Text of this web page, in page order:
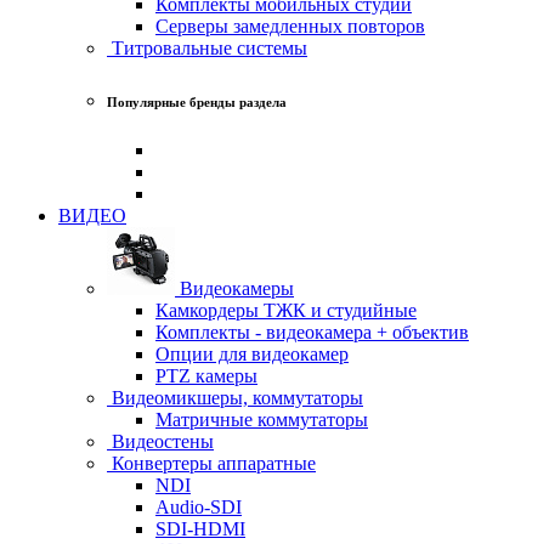
Комплекты мобильных студий
Серверы замедленных повторов
Титровальные системы
Популярные бренды раздела
ВИДЕО
Видеокамеры
Камкордеры ТЖК и студийные
Комплекты - видеокамера + объектив
Опции для видеокамер
PTZ камеры
Видеомикшеры, коммутаторы
Матричные коммутаторы
Видеостены
Конвертеры аппаратные
NDI
Audio-SDI
SDI-HDMI